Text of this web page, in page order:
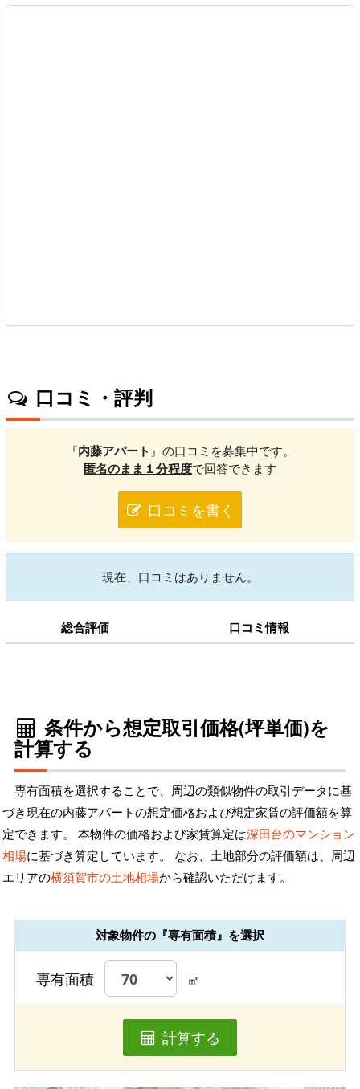
口コミ・評判
『内藤アパート 』の口コミを募集中です。
匿名のまま１分程度で回答できます
口コミを書く
現在、口コミはありません。
総合評価 口コミ情報
条件から想定取引価格(坪単価)を
計算する
専有面積を選択することで、周辺の類似物件の取引データに基
づき現在の内藤アパートの想定価格および想定家賃の評価額を算
定できます。 本物件の価格および家賃算定は深田台のマンション
相場に基づき算定しています。 なお、土地部分の評価額は、周辺
エリアの横須賀市の土地相場から確認いただけます。
対象物件の『専有面積』を選択
専有面積 ㎡
計算する